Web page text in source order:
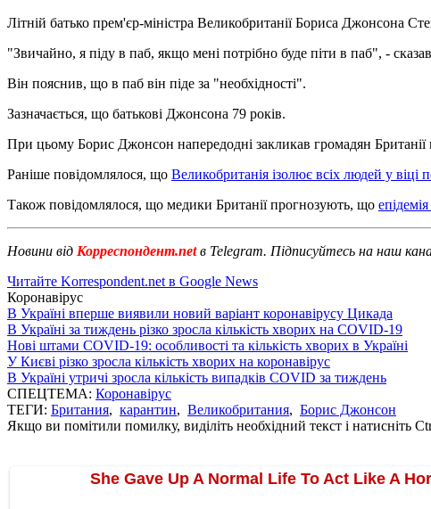
Літній батько прем'єр-міністра Великобританії Бориса Джонсона
"Звичайно, я піду в паб, якщо мені потрібно буде піти в паб", -
Він пояснив, що в паб він піде за "необхідності".
Зазначається, що батькові Джонсона 79 років.
При цьому Борис Джонсон напередодні закликав громадян Британії
Раніше повідомлялося, що Великобританія ізолює всіх людей у віці
Також повідомлялося, що медики Британії прогнозують, що
Новини від Корреспондент.netв Telegram. Підписуйтесь на наш
Читайте Korrespondent.net в Google News
Коронавірус
В Україні вперше виявили новий варіант коронавірусу Цикада
В Україні за тиждень різко зросла кількість хворих на COVID-19
Нові штами COVID-19: особливості та кількість хворих в Україні
У Києві різко зросла кількість хворих на коронавірус
В Україні утричі зросла кількість випадків COVID за тиждень
СПЕЦТЕМА: Коронавірус
ТЕГИ: Британия, карантин, Великобритания, Борис Джонсон
Якщо ви помітили помилку, виділіть необхідний текст і натисніть